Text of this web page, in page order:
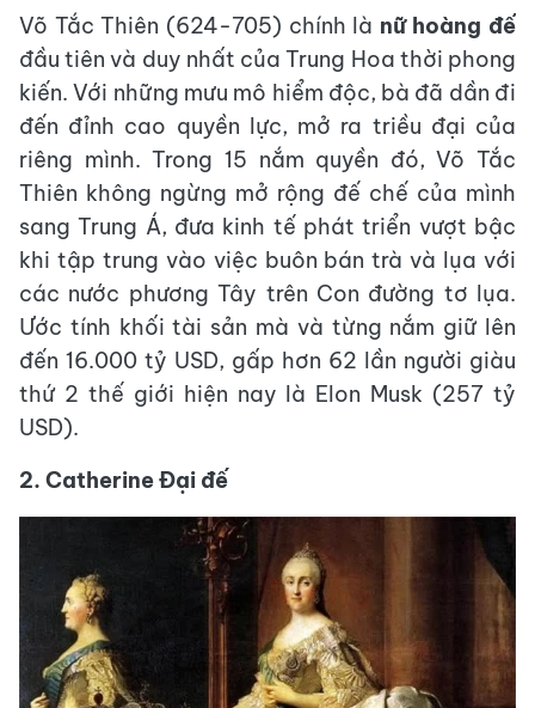
Võ Tắc Thiên (624-705) chính là nữ hoàng đế
đầu tiên và duy nhất của Trung Hoa thời phong
kiến. Với những mưu mô hiểm độc, bà đã dần đi
đến đỉnh cao quyền lực, mở ra triều đại của
riêng mình. Trong 15 nắm quyền đó, Võ Tắc
Thiên không ngừng mở rộng đế chế của mình
sang Trung Á, đưa kinh tế phát triển vượt bậc
khi tập trung vào việc buôn bán trà và lụa với
các nước phương Tây trên Con đường tơ lụa.
Ước tính khối tài sản mà và từng nắm giữ lên
đến 16.000 tỷ USD, gấp hơn 62 lần người giàu
thứ 2 thế giới hiện nay là Elon Musk (257 tỷ
USD).
2. Catherine Đại đế